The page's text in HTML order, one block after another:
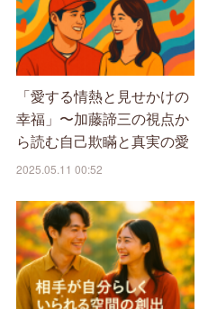
「愛する情熱と見せかけの
幸福」〜加藤諦三の視点か
ら読む自己欺瞞と真実の愛
2025.05.11 00:52